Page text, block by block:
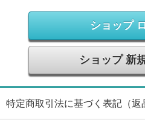
ショップ
ショップ 新
特定商取引法に基づく表記（返